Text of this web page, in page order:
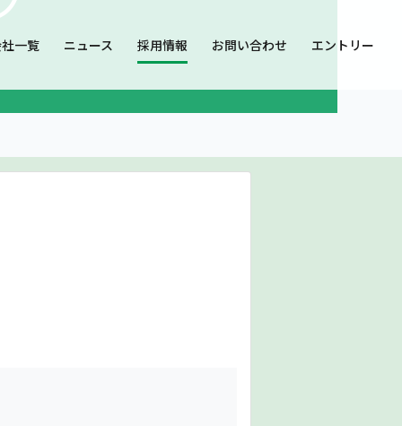
一覧 ニュース 採用情報 お問い合わせ エントリー